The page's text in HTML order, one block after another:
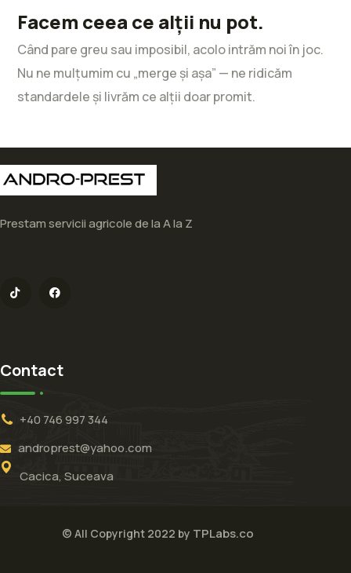
Facem ceea ce alții nu pot.
Când pare greu sau imposibil, acolo intrăm noi în joc.
Nu ne mulțumim cu „merge și așa” — ne ridicăm
standardele și livrăm ce alții doar promit.
Prestam servicii agricole de la A la Z
Contact
+40 746 997 344
androprest@yahoo.com
Cacica, Suceava
© All Copyright 2022 by TPLabs.co